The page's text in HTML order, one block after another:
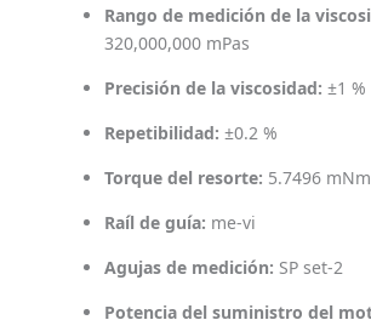
Rango de medición de la
320,000,000 mPas
Precisión de la viscosidad: ±1 %
Repetibilidad: ±0.2 %
Torque del resorte: 5.7496 mNm
Raíl de guía: me-vi
Agujas de medición: SP set-2
Potencia del suministro del